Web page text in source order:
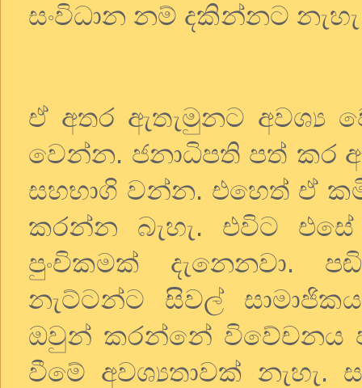
සංවිධාන නම් දකින්නට
ඒ අතර ඇතැමුනට අවශ්‍ය
වෙන්න. ජනාධිපති පත් කර
සහභාගි වන්න. එහෙත් ඒ
කරන්න බැහැ. එවිට
පුංචිකමක් දැනෙනවා.
නැට්ටන්ට සිවල්
ඔවුන් කරන්නේ විවේචනය
වීමේ අවශ්‍යතාවක්